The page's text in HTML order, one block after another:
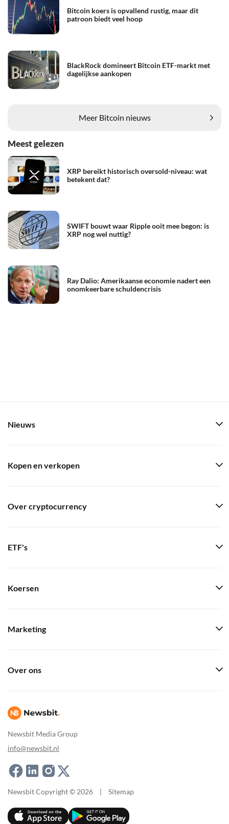
Bitcoin koers is opvallend rustig, maar dit
patroon biedt veel hoop
BlackRock domineert Bitcoin ETF-markt met
dagelijkse aankopen
Meer Bitcoin nieuws
Meest gelezen
XRP bereikt historisch oversold-niveau: wat
betekent dat?
SWIFT bouwt waar Ripple ooit mee begon: is
XRP nog wel nuttig?
Ray Dalio: Amerikaanse economie nadert een
onomkeerbare schuldencrisis
Newsbit Media Group
info@newsbit.nl
Nieuws
Kopen en verkopen
Over cryptocurrency
ETF's
Koersen
Marketing
Over ons
Newsbit Copyright © 2026 | Sitemap